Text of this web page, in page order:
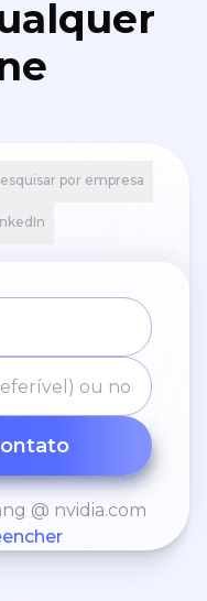
por empresa
@ nvidia.com